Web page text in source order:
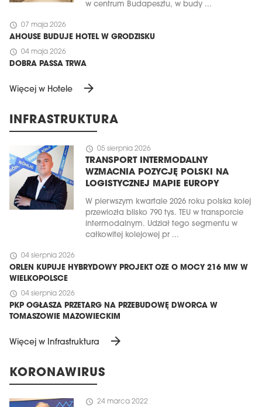
w centrum Budapesztu, w budy ...
schedule 07 maja 2026
AHOUSE BUDUJE HOTEL W GRODZISKU
schedule 04 maja 2026
DOBRA PASSA TRWA
Więcej w Hotele arrow_forward
INFRASTRUKTURA
schedule 05 sierpnia 2026
TRANSPORT INTERMODALNY
WZMACNIA POZYCJĘ POLSKI NA
LOGISTYCZNEJ MAPIE EUROPY
W pierwszym kwartale 2026 roku polska kolej
przewiozła blisko 790 tys. TEU w transporcie
intermodalnym. Udział tego segmentu w
całkowitej kolejowej pr ...
schedule 04 sierpnia 2026
ORLEN KUPUJE HYBRYDOWY PROJEKT OZE O MOCY 216 MW W
WIELKOPOLSCE
schedule 04 sierpnia 2026
PKP OGŁASZA PRZETARG NA PRZEBUDOWĘ DWORCA W
TOMASZOWIE MAZOWIECKIM
Więcej w Infrastruktura arrow_forward
KORONAWIRUS
schedule 24 marca 2022